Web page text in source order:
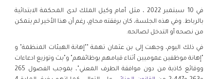
في 10 سبتمبر 2022 ، مثل أمام وكيل الملك لدى المحكمة الابتدائية
بالرباط. وفي هذه الجلسة، كان برفقته محامٍ، رغم أن هذا الأخير لم يتمكن
من نصحه أو التدخل لصالحه.
في ذلك اليوم، وجهت إلى بن عثمان تهمة ""إهانة الهيئات المنظمة" و
"إهانة موظفين عموميين أثناء قيامهم بوظائفهم" و"بث وتوزيع ادعاءات
ووقائع كاذبة من دون موافقة الطرف المعني"، بموجب الفصول 265